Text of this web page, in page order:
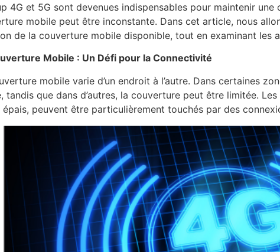
4G et 5G sont devenues indispensables pour maintenir
mobile peut être inconstante. Dans cet article, nous
de la couverture mobile disponible, tout en examinant les
Mobile : Un Défi pour la Connectivité
mobile varie d’un endroit à l’autre. Dans certaines
tandis que dans d’autres, la couverture peut être limitée.
épais, peuvent être particulièrement touchés par des